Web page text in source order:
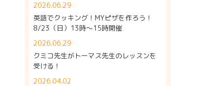
2026.06.29
英語でクッキング！MYピザを作ろう！
8/23（日）13時～15時開催
2026.06.29
クミコ先生がトーマス先生のレッスンを
受ける！
2026.04.02